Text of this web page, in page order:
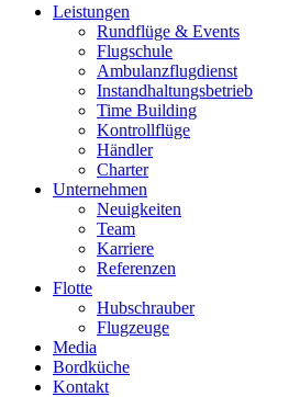
Leistungen
Rundflüge & Events
Flugschule
Ambulanzflugdienst
Instandhaltungsbetrieb
Time Building
Kontrollflüge
Händler
Charter
Unternehmen
Neuigkeiten
Team
Karriere
Referenzen
Flotte
Hubschrauber
Flugzeuge
Media
Bordküche
Kontakt